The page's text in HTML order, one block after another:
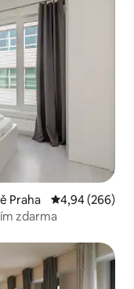
Praha Průměrné
4,94 (266)
zdarma